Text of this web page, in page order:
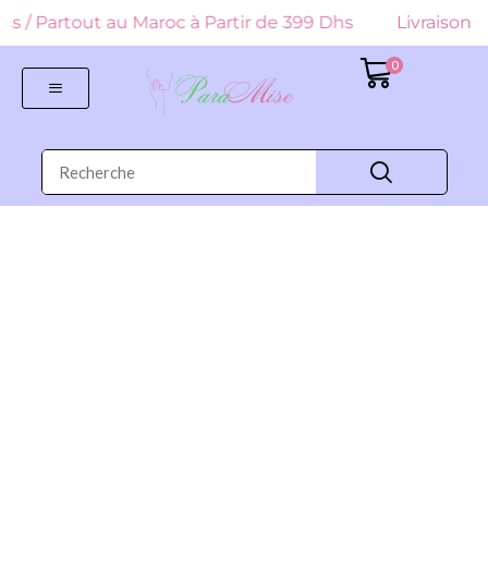
/ Partout au Maroc à Partir de 399 Dhs Livraison
0